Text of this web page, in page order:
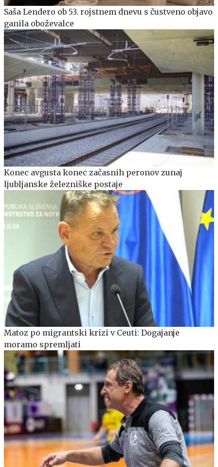
Saša Lendero ob 53. rojstnem dnevu s čustveno objavo
ganila oboževalce
Konec avgusta konec začasnih peronov zunaj
ljubljanske železniške postaje
Matoz po migrantski krizi v Ceuti: Dogajanje
moramo spremljati